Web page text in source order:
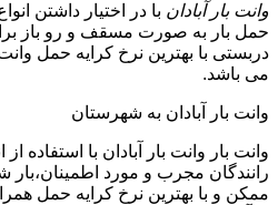
وانت بار آبادان با در اختیار داشتن
حمل بار به صورت مسقف و رو باز
دربستی با بهترین نرخ کرایه حمل
می باشد.
وانت بار آبادان به شهرستان
وانت بار وانت بار آبادان با استفاده
رانندگان مجرب و مورد اطمینان،بار
ممکن و با بهترین نرخ کرایه حمل همراه